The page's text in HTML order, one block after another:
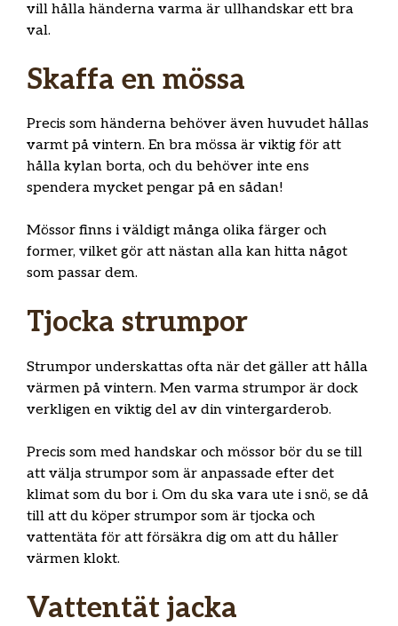
vill hålla händerna varma är ullhandskar ett bra
val.
Skaffa en mössa
Precis som händerna behöver även huvudet hållas
varmt på vintern. En bra mössa är viktig för att
hålla kylan borta, och du behöver inte ens
spendera mycket pengar på en sådan!
Mössor finns i väldigt många olika färger och
former, vilket gör att nästan alla kan hitta något
som passar dem.
Tjocka strumpor
Strumpor underskattas ofta när det gäller att hålla
värmen på vintern. Men varma strumpor är dock
verkligen en viktig del av din vintergarderob.
Precis som med handskar och mössor bör du se till
att välja strumpor som är anpassade efter det
klimat som du bor i. Om du ska vara ute i snö, se då
till att du köper strumpor som är tjocka och
vattentäta för att försäkra dig om att du håller
värmen klokt.
Vattentät jacka